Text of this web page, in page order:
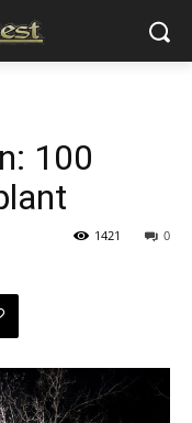
100
0
1421